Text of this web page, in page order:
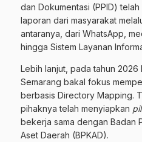
dan Dokumentasi (PPID)
laporan dari masyarakat
antaranya, dari WhatsApp,
hingga Sistem Layanan
Lebih lanjut, pada tahun
Semarang bakal fokus
berbasis Directory Mapping.
pihaknya telah menyiapkan
bekerja sama dengan Badan
Aset Daerah (BPKAD).